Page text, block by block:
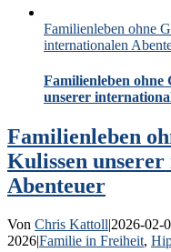
Familienleben ohne
internationalen
Familienleben ohne
unserer
Familienleben
Kulissen
Abenteuer
Von Chris Kattoll|2026-02-
2026|Familie in Freiheit,